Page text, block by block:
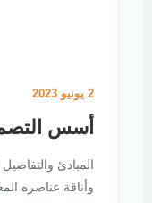
أسس
المبادئ
وأناقة عناصره